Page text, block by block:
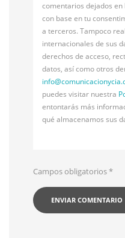
comentarios dejados en
con base en tu
a terceros. Tampoco
internacionales de sus
derechos de acceso,
datos, así como otros
info@
puedes visitar nuestra
entontarás más
qué almacenamos sus
Campos obligatorios*